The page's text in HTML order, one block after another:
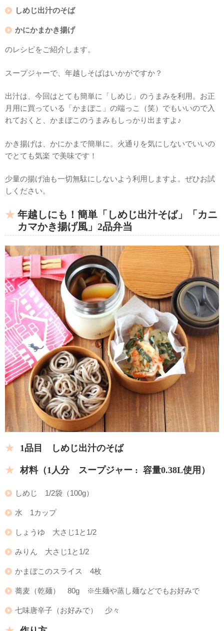
しめじ出汁のそば
かにかまかき揚げ
のレシピをご紹介します。
スープジャーで、年越しそばはいかがですか？
出汁は、今回はとても簡単に「しめじ」のうまみを利用。お正
月用に買っている「かまぼこ」の端っこ（笑）でもいいので入
れておくと、かまぼこのうまみもしっかり出ますよ♪
かき揚げは、かにかまで簡単に。火通りを気にしないでいいの
でとても気楽 で美味です！
少量の揚げ油も一切無駄にしないよう利用しますよ。ぜひお試
しください。
年越しにも！簡単「しめじ出汁そば」「カニ
カマかき揚げ風」2品弁当
1品目 しめじ出汁のそば
材料（1人分 スープジャー : 容量0.38L使用）
しめじ 1/2袋（100g）
水 1カップ
しょうゆ 大さじ1と1/2
みりん 大さじ1と1/2
かまぼこのスライス 4枚
蕎麦（乾麺） 80g ※生麺や蒸し麺などでもお好みで
七味唐辛子（お好みで） 少々